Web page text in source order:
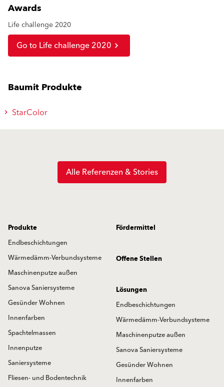
Awards
Life challenge 2020
Go to Life challenge 2020
Baumit Produkte
StarColor
Alle Referenzen & Stories
Produkte
Endbeschichtungen
Wärmedämm-Verbundsysteme
Maschinenputze außen
Sanova Saniersysteme
Gesünder Wohnen
Innenfarben
Spachtelmassen
Innenputze
Saniersysteme
Fliesen- und Bodentechnik
Fördermittel
Offene Stellen
Lösungen
Endbeschichtungen
Wärmedämm-Verbundsysteme
Maschinenputze außen
Sanova Saniersysteme
Gesünder Wohnen
Innenfarben